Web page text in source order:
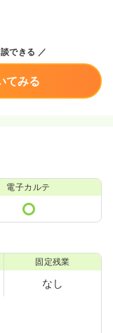
できる
てみる
電子カルテ
固定残業
なし